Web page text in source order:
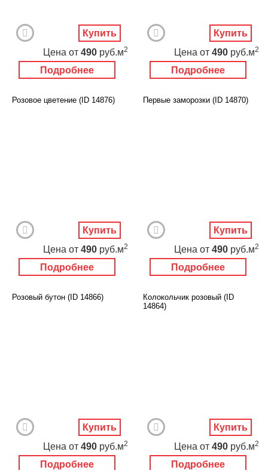
Подробнее
Цена от 490 руб.м2
Купить
Подробнее
Цена от 490 руб.м2
Купить
Розовое цветение (ID 14876)
Подробнее
Цена от 490 руб.м2
Купить
Первые заморозки (ID 14870)
Подробнее
Цена от 490 руб.м2
Купить
Розовый бутон (ID 14866)
Подробнее
Цена от 490 руб.м2
Купить
Колокольчик розовый (ID
14864)
Подробнее
Цена от 490 руб.м2
Купить